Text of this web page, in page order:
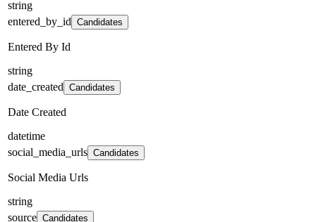
string
entered_by_id Candidates
Entered By Id
string
date_created Candidates
Date Created
datetime
social_media_urls Candidates
Social Media Urls
string
source Candidates